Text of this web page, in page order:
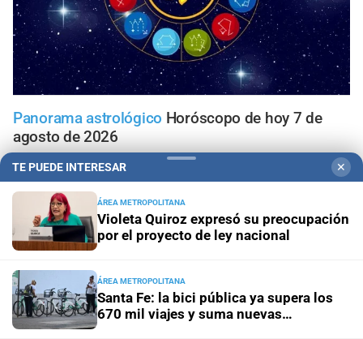
Panorama astrológico Horóscopo de hoy 7 de
agosto de 2026
EfeméridesDía Internacional de la Cerveza: por qué se
celebra cada 7 agosto y cuál es el curioso origen de la
festividad
Horóscopo del día
agosto de 2026
Horóscopo del día Horóscopo de hoy para Acuario: 07
de agosto de 2026
TE PUEDE INTERESAR ✕
ÁREA METROPOLITANA
Violeta Quiroz expresó su preocupación
por el proyecto de ley nacional
ÁREA METROPOLITANA
Santa Fe: la bici pública ya supera los
670 mil viajes y suma nuevas